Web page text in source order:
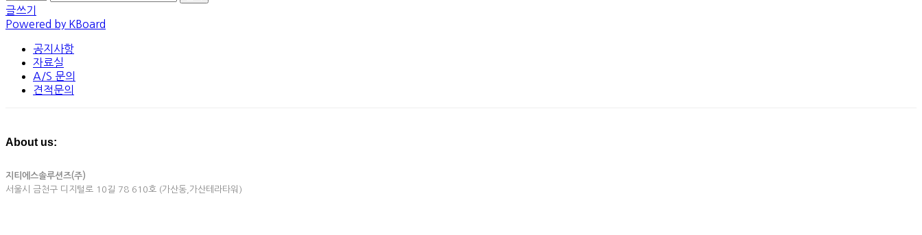
글쓰기
Powered by KBoard
공지사항
자료실
A/S 문의
견적문의
About us:
지티에스솔루션즈(주)
서울시 금천구 디지털로 10길 78 610호 (가산동,가산테라타워)